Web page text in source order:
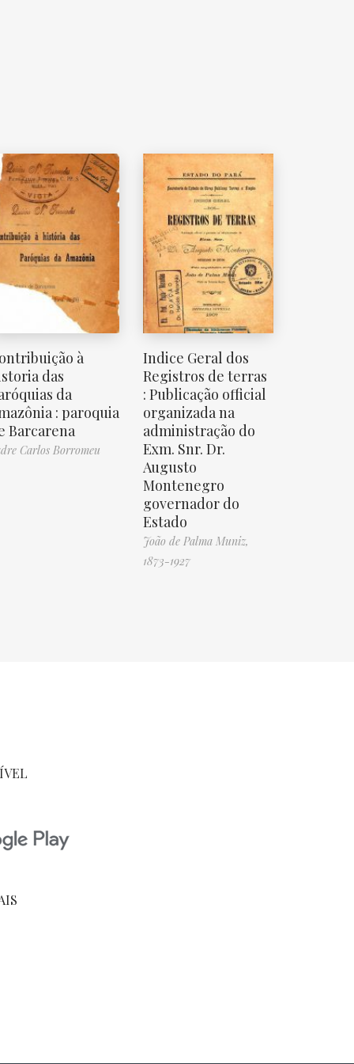
à
das
da
: paroquia
Barcarena
Carlos Borromeu
Indice Geral dos
Registros de terras
: Publicação official
organizada na
administração do
Exm. Snr. Dr.
Augusto
Montenegro
governador do
Estado
João de Palma Muniz,
1873-1927